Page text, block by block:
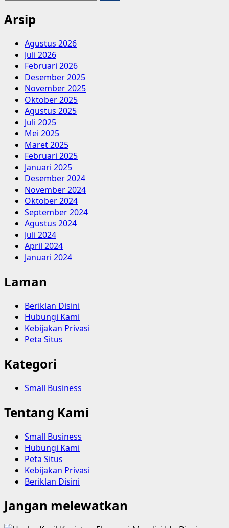
Arsip
Agustus 2026
Juli 2026
Februari 2026
Desember 2025
November 2025
Oktober 2025
Agustus 2025
Juli 2025
Mei 2025
Maret 2025
Februari 2025
Januari 2025
Desember 2024
November 2024
Oktober 2024
September 2024
Agustus 2024
Juli 2024
April 2024
Januari 2024
Laman
Beriklan Disini
Hubungi Kami
Kebijakan Privasi
Peta Situs
Kategori
Small Business
Tentang Kami
Small Business
Hubungi Kami
Peta Situs
Kebijakan Privasi
Beriklan Disini
Jangan melewatkan